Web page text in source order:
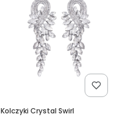
Kolczyki Crystal Swirl